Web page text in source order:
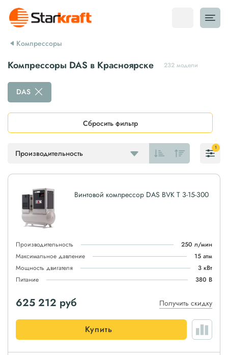
Компрессоры
Компрессоры DAS в Красноярске 232 модели
Производительность
DAS
Сбросить фильтр
1
Винтовой компрессор DAS BVK T 3-15-300
Производительность
250 л/мин
Максимальное давление
15 атм
Мощность двигателя
3 кВт
Питание
380 В
625 212 руб Получить скидку
Купить